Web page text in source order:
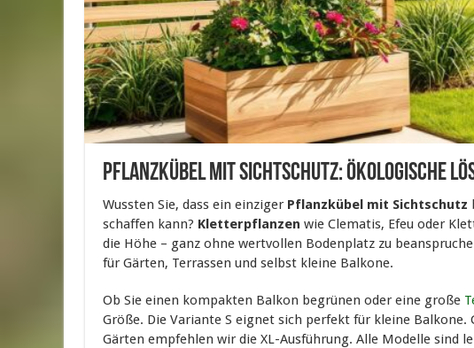
Pflanzkübel mit Sichtschutz: Ökologische
Wussten Sie, dass ein einziger Pflanzkübel mit Sichtschutz
schaffen kann? Kletterpflanzen wie Clematis, Efeu oder
die Höhe – ganz ohne wertvollen Bodenplatz zu
für Gärten, Terrassen und selbst kleine Balkone.
Ob Sie einen kompakten Balkon begrünen oder eine große
Größe. Die Variante S eignet sich perfekt für kleine
Gärten empfehlen wir die XL-Ausführung. Alle Modelle sind